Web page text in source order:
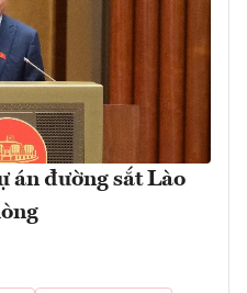
án đường sắt Lào